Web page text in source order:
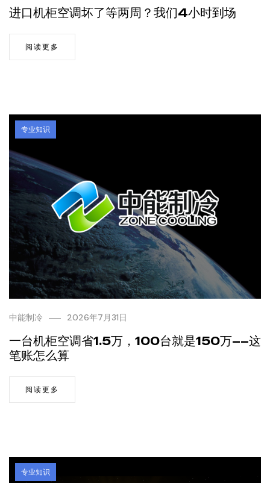
进口机柜空调坏了等两周？我们4小时到场
阅读更多
专业知识
中能制冷 2026年7月31日
一台机柜空调省1.5万，100台就是150万——这
笔账怎么算
阅读更多
专业知识